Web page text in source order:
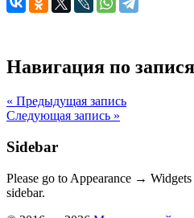
Навигация по
« Предыдущая запись
Следующая запись »
Sidebar
Please go to Appearance →
sidebar.